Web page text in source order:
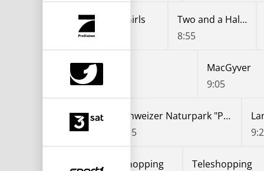
2 Broke Girls
8:25
Two and a Half Men
8:55
Navy CIS
MacGyver
9:05
Schweizer Naturpark "Pfyn-Finges" - Rendez-vous im Park
8:35
Teleshopping
Teleshopping